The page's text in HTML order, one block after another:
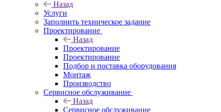
Назад
Услуги
Заполнить техническое задание
Проектирование
Назад
Проектирование
Проектирование
Подбор и поставка оборудования
Монтаж
Производство
Сервисное обслуживание
Назад
Сервисное обслуживание